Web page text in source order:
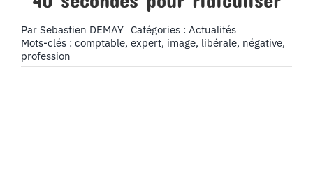
Par Sebastien DEMAY Catégories : Actualités
Mots-clés : comptable, expert, image, libérale, négative,
profession